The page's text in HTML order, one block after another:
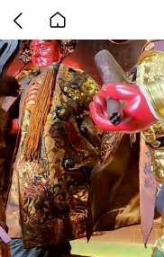
back
to
home